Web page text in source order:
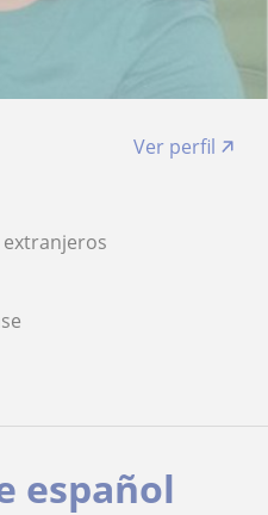
Ver perfil
extranjeros
español